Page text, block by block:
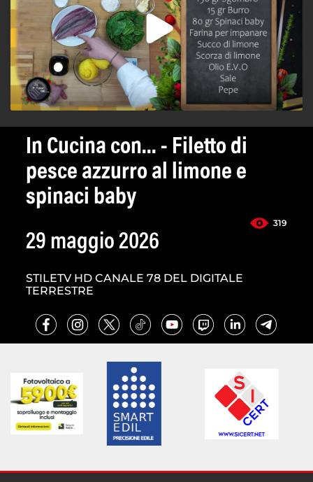
In Cucina con... - Filetto di
pesce azzurro al limone e
spinaci baby
319
29 maggio 2026
STILETV HD CANALE 78 DEL DIGITALE
TERRESTRE